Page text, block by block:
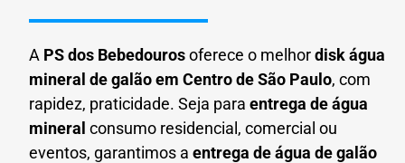
A PS dos Bebedourosoferece o melhordisk água
mineral de galão em Centro de São Paulo, com
rapidez, praticidade. Seja para entrega de água
mineral consumo residencial, comercial ou
eventos, garantimos a entrega de água de galão